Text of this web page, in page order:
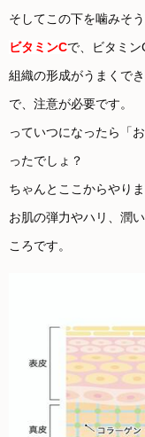
そしてこの下を噛みそ
ビタミンCで、ビタミン
組織の形成がうまくで
で、注意が必要です。
っていつになったら「
ったでしょ？
ちゃんとここからやり
お肌の弾力やハリ、潤
ころです。